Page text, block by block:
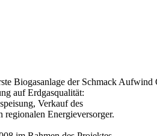
Biogasanlage der Schmack Aufwind
auf Erdgasqualität:
Verkauf des
regionalen Energieversorger.